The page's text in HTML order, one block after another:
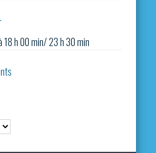
18 h 00 min/23 h 30 min